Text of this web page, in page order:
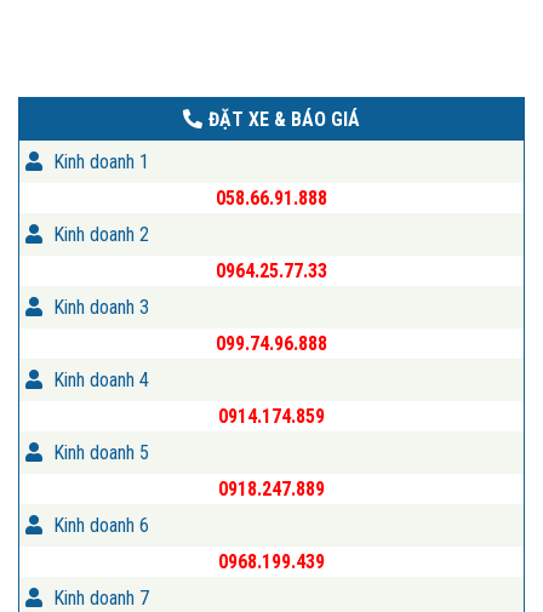
ĐẶT XE & BÁO GIÁ
Kinh doanh 1
058.66.91.888
Kinh doanh 2
0964.25.77.33
Kinh doanh 3
099.74.96.888
Kinh doanh 4
0914.174.859
Kinh doanh 5
0918.247.889
Kinh doanh 6
0968.199.439
Kinh doanh 7